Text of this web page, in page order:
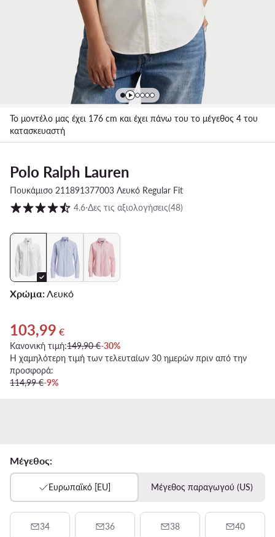
Το μοντέλο μας έχει 176 cm και έχει πάνω του το μέγεθος 4 του
κατασκευαστή
Polo Ralph Lauren
Πουκάμισο 211891377003 Λευκό Regular Fit
Βαθμολογία πελατών σε κλίμακα 1 έως 5
4.6⋅Δες τις αξιολογήσεις(48)
Χρώμα: Λευκό
Τρέχουσα τιμή 103,99 €
103,99 €
Κανονική τιμή:149,90 €-30%
Η χαμηλότερη τιμή των τελευταίων 30 ημερών πριν από την
προσφορά:
114,99 €-9%
Μέγεθος:
Ευρωπαϊκό [EU] Μέγεθος παραγωγού (US)
34 36 38 40